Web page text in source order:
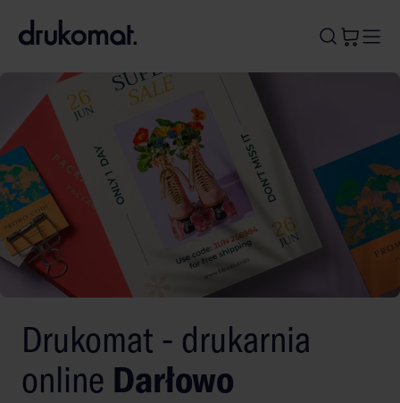
A
Drukomat - drukarnia
online Darłowo